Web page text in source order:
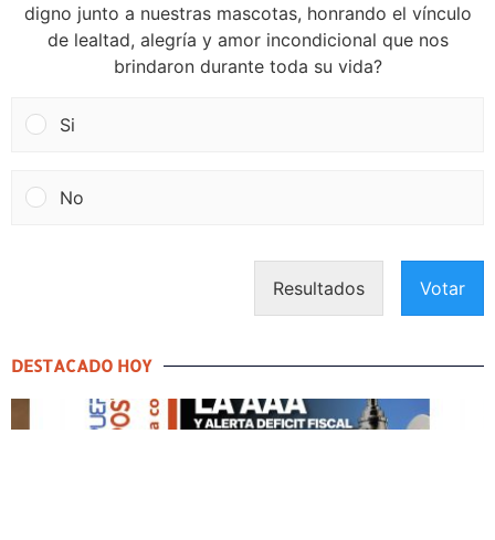
digno junto a nuestras mascotas, honrando el vínculo
de lealtad, alegría y amor incondicional que nos
brindaron durante toda su vida?
Si
No
Resultados Votar
DESTACADO HOY